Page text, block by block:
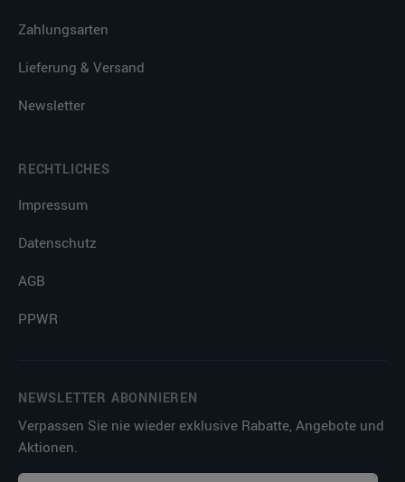
Zahlungsarten
Lieferung & Versand
Newsletter
RECHTLICHES
Impressum
Datenschutz
AGB
PPWR
NEWSLETTER ABONNIEREN
Verpassen Sie nie wieder exklusive Rabatte, Angebote und
Aktionen.